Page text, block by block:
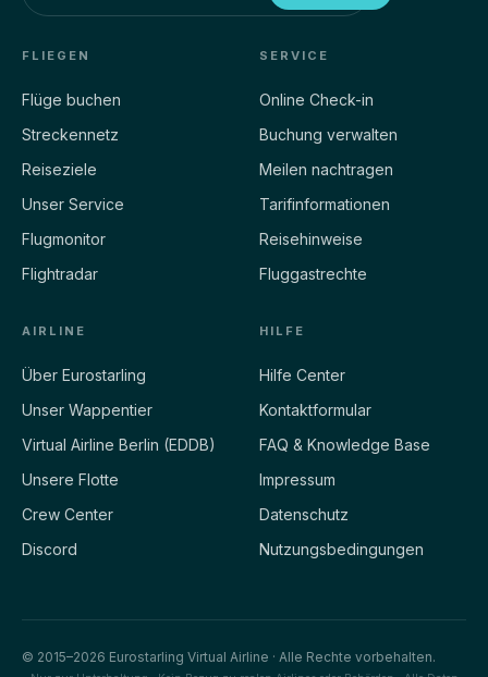
FLIEGEN
Flüge buchen
Streckennetz
Reiseziele
Unser Service
Flugmonitor
Flightradar
SERVICE
Online Check-in
Buchung verwalten
Meilen nachtragen
Tarifinformationen
Reisehinweise
Fluggastrechte
AIRLINE
Über Eurostarling
Unser Wappentier
Virtual Airline Berlin (EDDB)
Unsere Flotte
Crew Center
Discord
HILFE
Hilfe Center
Kontaktformular
FAQ & Knowledge Base
Impressum
Datenschutz
Nutzungsbedingungen
© 2015–2026 Eurostarling Virtual Airline · Alle Rechte vorbehalten.